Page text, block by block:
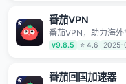
线。能加速访问优
TV、西瓜视频、QQ
等主流网站应用解除
有上百万用户，用户
服支持，保障你的使
番茄VPN
番茄VPN，助力海
国内各直播平台,解
速海量国服游戏，超
v9.8.5 ⭐ 4.6 2025-
番茄回国加速器